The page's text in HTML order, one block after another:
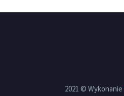
2021 © Wykonanie